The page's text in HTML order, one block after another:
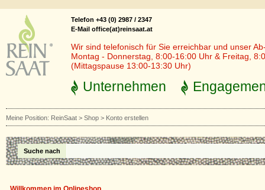
Telefon +43 (0) 2987 / 2347
E-Mail office(at)reinsaat.at
Wir sind telefonisch für Sie erreichbar und unser
Montag - Donnerstag, 8:00-16:00 Uhr & Freitag,
(Mittagspause 13:00-13:30 Uhr)
Unternehmen
Meine Position: ReinSaat > Shop > Konto erstellen
Suche nach